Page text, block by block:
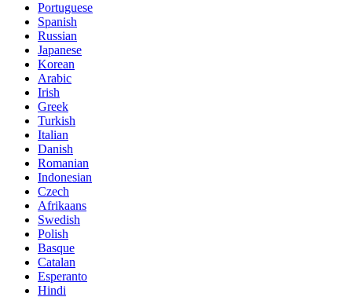
Portuguese
Spanish
Russian
Japanese
Korean
Arabic
Irish
Greek
Turkish
Italian
Danish
Romanian
Indonesian
Czech
Afrikaans
Swedish
Polish
Basque
Catalan
Esperanto
Hindi